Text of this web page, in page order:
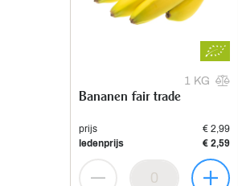
1 KG
Bananen fair trade
prijs
€ 2,99
ledenprijs
€ 2,59